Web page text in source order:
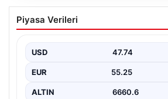
Altın fiyatları canlı 14
fiyatları ne kadar oldu?
fiyatları
{"title": "14 Nisan 2026 Güncel Altın
Çeyrek, Yarım ve Cumhuriyet Altını
Piyasa Verileri
USD 47.74
EUR 55.25
ALTIN 6660.6